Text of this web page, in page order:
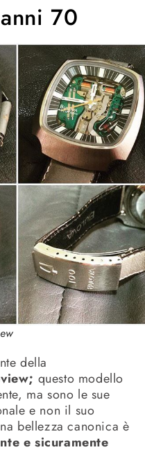
70
della
questo modello
ma sono le sue
e non il suo
bellezza canonica è
e sicuramente